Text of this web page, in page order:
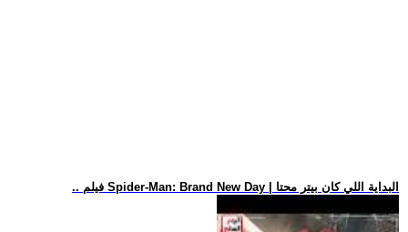
.. فيلم Spider-Man: Brand New Day | البداية اللي كان بيتر محتا